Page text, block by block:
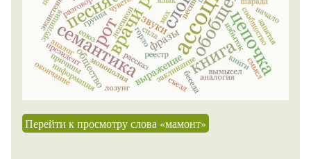
Перейти к просмотру слова «мамонт»